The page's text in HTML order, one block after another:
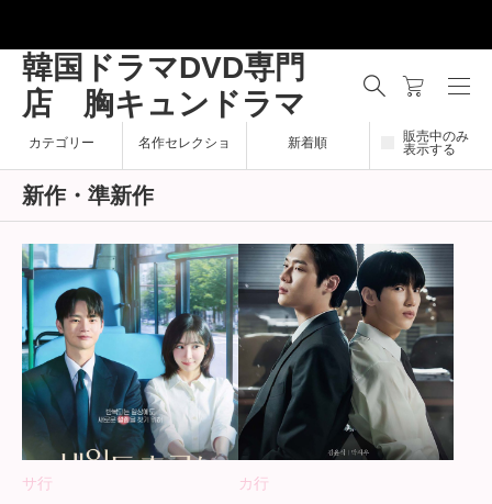
韓国ドラマDVD専門
店 胸キュンドラマ
カテゴリー 名作セレクショ 新着順
販売中のみ
表示する
新作・準新作
サ行 カ行